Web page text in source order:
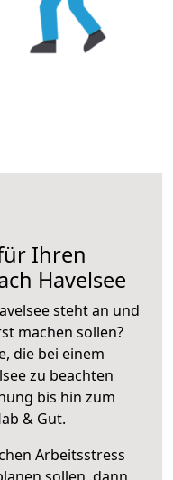
Ihren
Havelsee
steht an und
machen sollen?
die bei einem
zu beachten
bis hin zum
& Gut.
Arbeitsstress